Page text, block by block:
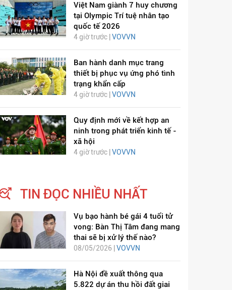
Việt Nam giành 7 huy chương
tại Olympic Trí tuệ nhân tạo
quốc tế 2026
4 giờ trước | VOVVN
Ban hành danh mục trang
thiết bị phục vụ ứng phó tình
trạng khẩn cấp
4 giờ trước | VOVVN
Quy định mới về kết hợp an
ninh trong phát triển kinh tế -
xã hội
4 giờ trước | VOVVN
TIN ĐỌC NHIỀU NHẤT
Vụ bạo hành bé gái 4 tuổi tử
vong: Bàn Thị Tâm đang mang
thai sẽ bị xử lý thế nào?
08/05/2026 | VOVVN
Hà Nội đề xuất thông qua
5.822 dự án thu hồi đất giai